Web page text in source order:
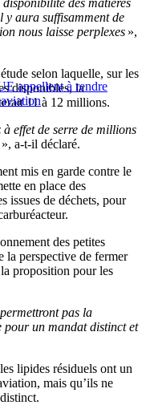
des matières
y aura suffisamment de
nous laisse perplexes »,
appellent à rendre
selon laquelle, sur les
disponibles, la
11 à 12 millions.
à effet de serre de millions
», a-t-il déclaré.
mis en garde contre le
en place des
issues de déchets, pour
des petites
la perspective de fermer
proposition pour les
pas la
pour un mandat distinct et
lipides résiduels ont un
mais qu’ils ne